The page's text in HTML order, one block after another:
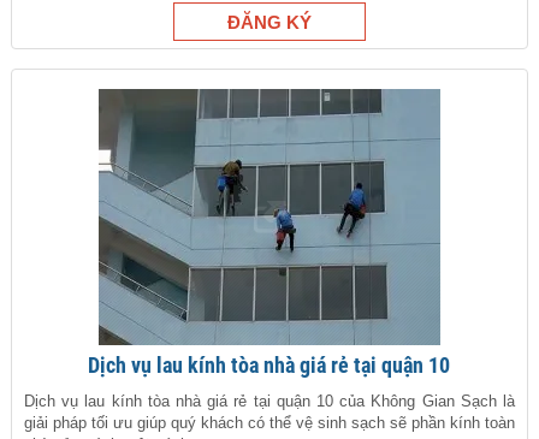
Dịch vụ lau kính tòa nhà giá rẻ tại quận 10
Dịch vụ lau kính tòa nhà giá rẻ tại quận 10 của Không Gian Sạch là
giải pháp tối ưu giúp quý khách có thể vệ sinh sạch sẽ phần kính toàn